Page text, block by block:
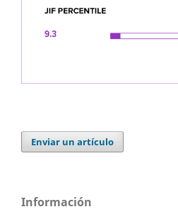
Enviar un artículo
Información